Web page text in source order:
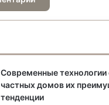
Современные технологии
частных домов их
тенденции